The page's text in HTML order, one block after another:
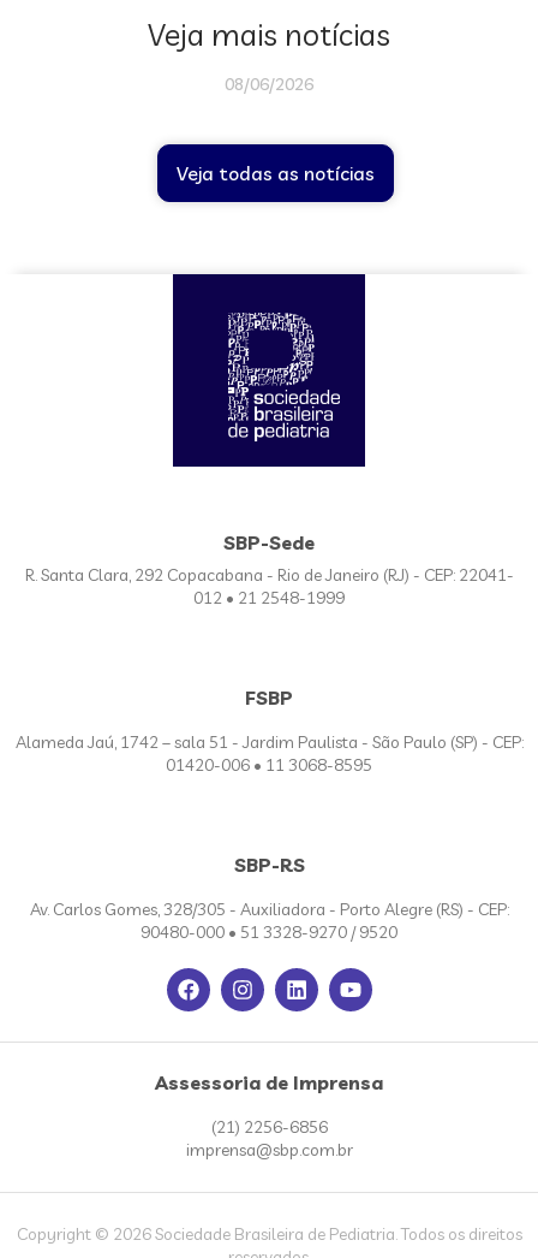
Veja mais notícias
08/06/2026
Veja todas as notícias
SBP-Sede
R. Santa Clara, 292 Copacabana - Rio de Janeiro (RJ) - CEP: 22041-
012 • 21 2548-1999
FSBP
Alameda Jaú, 1742 – sala 51 - Jardim Paulista - São Paulo (SP) - CEP:
01420-006 • 11 3068-8595
SBP-RS
Av. Carlos Gomes, 328/305 - Auxiliadora - Porto Alegre (RS) - CEP:
90480-000 • 51 3328-9270 / 9520
Assessoria de Imprensa
(21) 2256-6856
imprensa@sbp.com.br
Copyright © 2026 Sociedade Brasileira de Pediatria. Todos os direitos